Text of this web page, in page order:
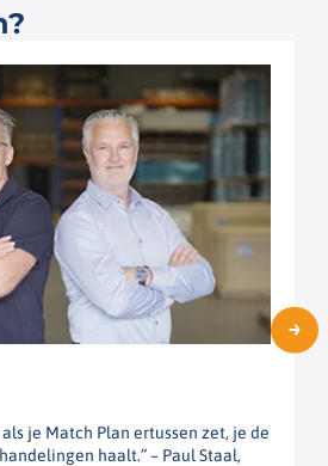
je Match Plan ertussen zet, je de
haalt.” – Paul Staal,